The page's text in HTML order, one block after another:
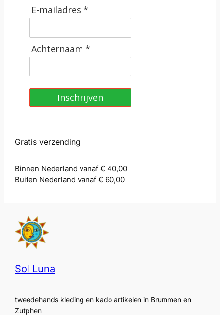
E-mailadres *
Achternaam *
Inschrijven
Gratis verzending
Binnen Nederland vanaf € 40,00
Buiten Nederland vanaf € 60,00
Sol Luna
tweedehands kleding en kado artikelen in Brummen en
Zutphen